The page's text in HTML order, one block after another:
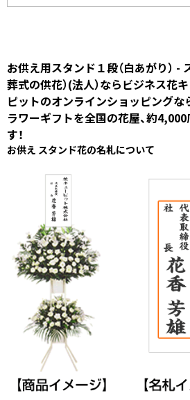
お供え用スタンド１段（白あがり） -
葬式の供花）(法人）ならビジネス花
ピットのオンラインショッピングな
ラワーギフトを全国の花屋、約
す！
お供え スタンド花の名札について